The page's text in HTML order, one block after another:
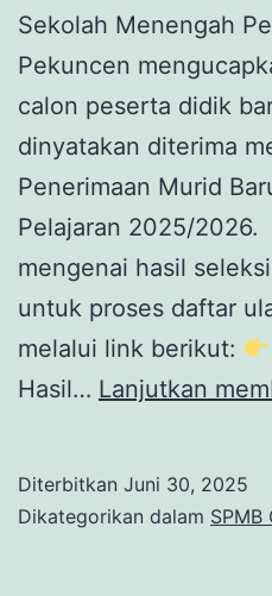
Sekolah Menengah
Pekuncen
calon peserta didik
dinyatakan diterima
Penerimaan Murid
Pelajaran 2025/2026. ⁣
mengenai hasil
untuk proses daftar
melalui link berikut:
Hasil… Lanjutkan
Diterbitkan Juni 30, 2025
Dikategorikan dalam SPMB